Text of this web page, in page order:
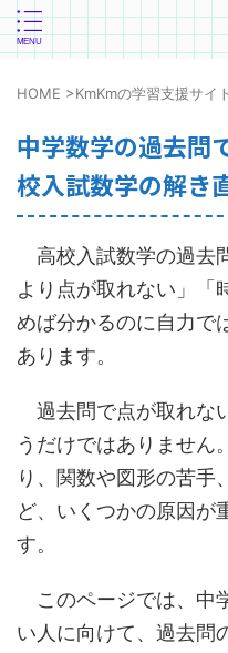
HOME >KmKmの学習支援サイ
中学数学の過去問
校入試数学の解き
高校入試数学の過去
より点が取れない」「
めば分かるのに自力で
あります。
過去問で点が取れな
うだけではありません
り、関数や図形の苦手
ど、いくつかの原因が
す。
このページでは、中
い人に向けて、過去問